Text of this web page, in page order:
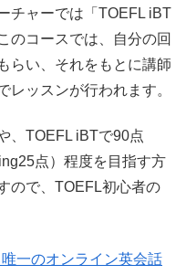
チャーでは「TOEFL iBT
のコースでは、自分の回
らい、それをもとに講師
レッスンが行われます。
、TOEFL iBTで90点
点）程度を目指す方
ので、TOEFL初心者の
一のオンライン英会話